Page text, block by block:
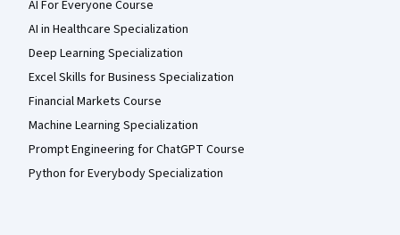
AI For Everyone Course
AI in Healthcare Specialization
Deep Learning Specialization
Excel Skills for Business Specialization
Financial Markets Course
Machine Learning Specialization
Prompt Engineering for ChatGPT Course
Python for Everybody Specialization